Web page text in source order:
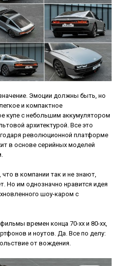
Эмоции должны быть, но
и компактное
купе с небольшим аккумулятором
архитектурой. Все это
революционной платформе
в основе серийных моделей
в компании так и не знают,
Но им однозначно нравится идея
шоу-каром с
времен конца 70-хх и 80-хх,
и ноутов. Да. Все по делу:
от вождения.